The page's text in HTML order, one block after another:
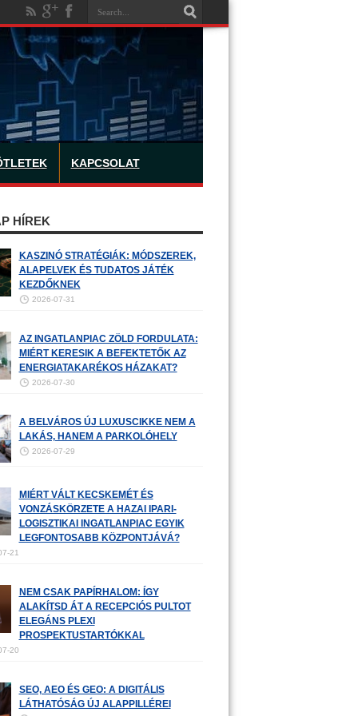
KAPCSOLAT
HÍREK
KASZINÓ STRATÉGIÁK: MÓDSZEREK,
ALAPELVEK ÉS TUDATOS JÁTÉK
KEZDŐKNEK
2026-07-31
AZ INGATLANPIAC ZÖLD FORDULATA:
MIÉRT KERESIK A BEFEKTETŐK AZ
ENERGIATAKARÉKOS HÁZAKAT?
2026-07-30
A BELVÁROS ÚJ LUXUSCIKKE NEM A
LAKÁS, HANEM A PARKOLÓHELY
2026-07-29
MIÉRT VÁLT KECSKEMÉT ÉS
VONZÁSKÖRZETE A HAZAI IPARI-
LOGISZTIKAI INGATLANPIAC EGYIK
LEGFONTOSABB KÖZPONTJÁVÁ?
21
NEM CSAK PAPÍRHALOM: ÍGY
ALAKÍTSD ÁT A RECEPCIÓS PULTOT
ELEGÁNS PLEXI
PROSPEKTUSTARTÓKKAL
20
SEO, AEO ÉS GEO: A DIGITÁLIS
LÁTHATÓSÁG ÚJ ALAPPILLÉREI